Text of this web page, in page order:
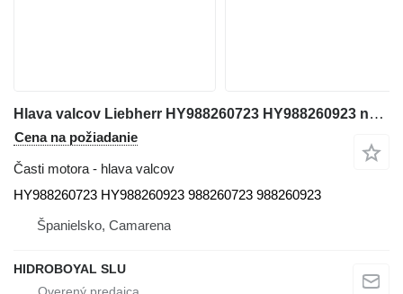
Hlava valcov Liebherr HY988260723 HY988260923 na terénneho žeriavu Liebherr ltm
Cena na požiadanie
Časti motora - hlava valcov
HY988260723 HY988260923 988260723 988260923
Španielsko, Camarena
HIDROBOYAL SLU